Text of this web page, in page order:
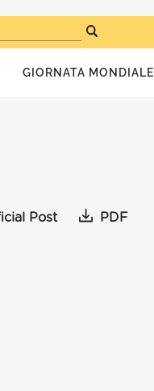
GIORNATA MONDIALE
Post PDF